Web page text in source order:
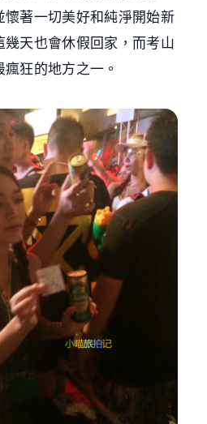
懷著一切美好和純淨開始新
幾天也會休假回家，而考山
狂的地方之一。